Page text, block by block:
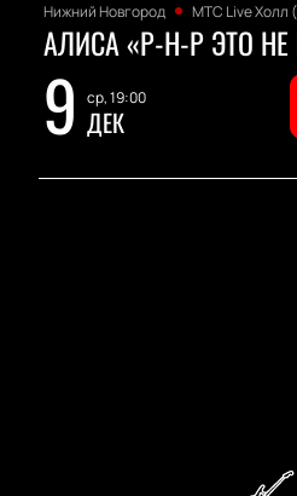
Нижний Новгород МТС Live Холл
АЛИСА «Р-Н-Р ЭТО НЕ
9 ср, 19:00
ДЕК